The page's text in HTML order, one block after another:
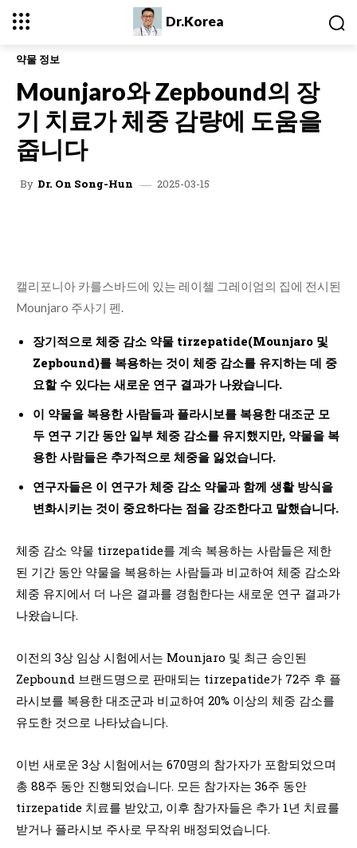
Dr.Korea
약물 정보
Mounjaro와 Zepbound의 장
기 치료가 체중 감량에 도움을
줍니다
By Dr. On Song-Hun 2025-03-15
캘리포니아 카를스바드에 있는 레이첼 그레이엄의 집에 전시된
Mounjaro 주사기 펜.
장기적으로 체중 감소 약물 tirzepatide(Mounjaro 및
Zepbound)를 복용하는 것이 체중 감소를 유지하는 데 중
요할 수 있다는 새로운 연구 결과가 나왔습니다.
이 약물을 복용한 사람들과 플라시보를 복용한 대조군 모
두 연구 기간 동안 일부 체중 감소를 유지했지만, 약물을 복
용한 사람들은 추가적으로 체중을 잃었습니다.
연구자들은 이 연구가 체중 감소 약물과 함께 생활 방식을
변화시키는 것이 중요하다는 점을 강조한다고 말했습니다.
체중 감소 약물 tirzepatide를 계속 복용하는 사람들은 제한
된 기간 동안 약물을 복용하는 사람들과 비교하여 체중 감소와
체중 유지에서 더 나은 결과를 경험한다는 새로운 연구 결과가
나왔습니다.
이전의 3상 임상 시험에서는 Mounjaro 및 최근 승인된
Zepbound 브랜드명으로 판매되는 tirzepatide가 72주 후 플
라시보를 복용한 대조군과 비교하여 20% 이상의 체중 감소를
유도한 것으로 나타났습니다.
이번 새로운 3상 시험에서는 670명의 참가자가 포함되었으며
총 88주 동안 진행되었습니다. 모든 참가자는 36주 동안
tirzepatide 치료를 받았고, 이후 참가자들은 추가 1년 치료를
받거나 플라시보 주사로 무작위 배정되었습니다.